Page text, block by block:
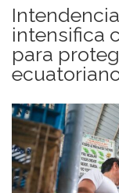
intensifica
para